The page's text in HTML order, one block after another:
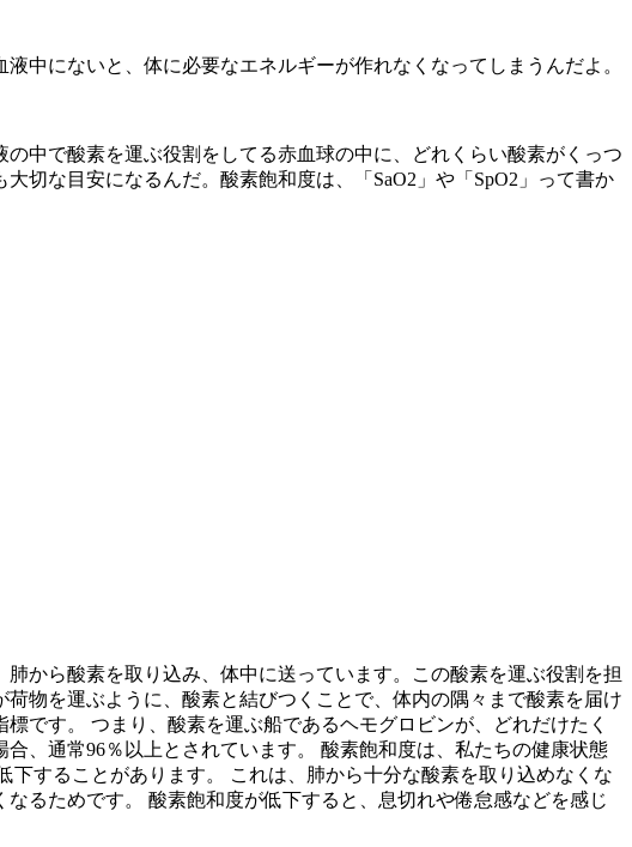
中にないと、体に必要なエネルギーが作れなくなってしまうんだよ。
中で酸素を運ぶ役割をしてる赤血球の中に、どれくらい酸素がくっつ
切な目安になるんだ。酸素飽和度は、「SaO2」や「SpO2」って書か
から酸素を取り込み、体中に送っています。この酸素を運ぶ役割を担
荷物を運ぶように、酸素と結びつくことで、体内の隅々まで酸素を届け
標です。 つまり、酸素を運ぶ船であるヘモグロビンが、どれだけたく
、通常96％以上とされています。 酸素飽和度は、私たちの健康状態
することがあります。 これは、肺から十分な酸素を取り込めなくな
るためです。 酸素飽和度が低下すると、息切れや倦怠感などを感じ